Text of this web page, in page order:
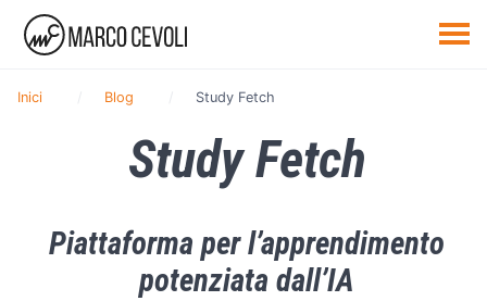
Inici Blog Study Fetch
Study Fetch
Piattaforma per l’apprendimento
potenziata dall’IA